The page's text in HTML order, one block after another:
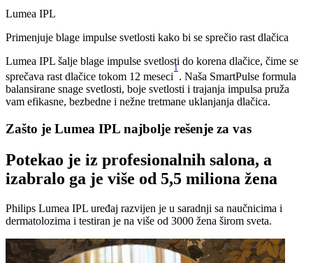
Lumea IPL
Primenjuje blage impulse svetlosti kako bi se sprečio rast dlačica
Lumea IPL šalje blage impulse svetlosti do korena dlačice, čime se
sprečava rast dlačice tokom 12 meseci
1
. Naša SmartPulse formula
balansirane snage svetlosti, boje svetlosti i trajanja impulsa pruža
vam efikasne, bezbedne i nežne tretmane uklanjanja dlačica.
Zašto je Lumea IPL najbolje rešenje za vas
Potekao je iz profesionalnih salona, a
izabralo ga je više od 5,5 miliona žena
Philips Lumea IPL uređaj razvijen je u saradnji sa naučnicima i
dermatolozima i testiran je na više od 3000 žena širom sveta.